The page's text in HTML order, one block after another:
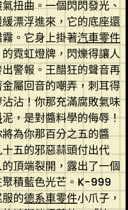
扭曲。一個閃閃發光、
漂浮進來，它的底座還
。它身上掛著汽車零件
的霓虹燈牌，閃爍得讓人
警報。王醋狂的聲音再
屬回音的嘲弄，刺耳得
沾！你那充滿腐敗氣味
泥，是對醬料學的侮辱！
為你那百分之五的醬
五的邪惡蒜頭付出代
頂端裂開，露出了一個
聚積藍色光芒。K-999
的德系車零件小爪子，